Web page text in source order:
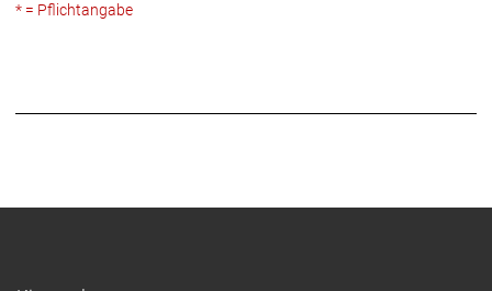
* = Pflichtangabe